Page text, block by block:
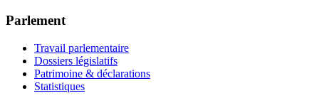
Parlement
Travail parlementaire
Dossiers législatifs
Patrimoine & déclarations
Statistiques